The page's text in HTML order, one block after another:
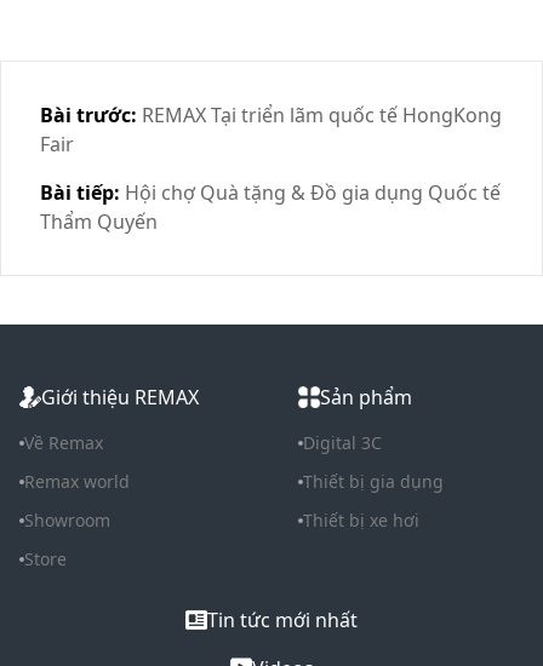
Bài trước: REMAX Tại triển lãm quốc tế HongKong
Fair
Bài tiếp: Hội chợ Quà tặng & Đồ gia dụng Quốc tế
Thẩm Quyến
Giới thiệu REMAX
Về Remax
Remax world
Showroom
Store
Sản phẩm
Digital 3C
Thiết bị gia dụng
Thiết bị xe hơi
Tin tức mới nhất